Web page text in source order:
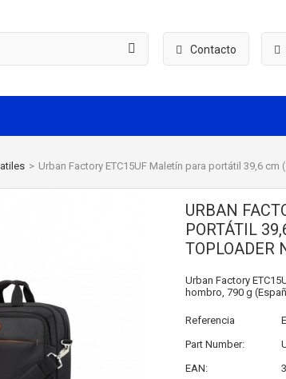
Contacto
> Urban Factory ETC15UF Maletín para portátil 39,6
URBAN
PORTÁTIL
TOPLOADER
Urban Factory
hombro, 790 g
Referencia
Part Number:
EAN: